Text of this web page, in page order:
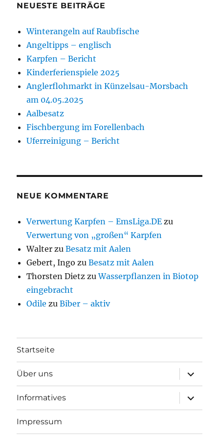
NEUESTE BEITRÄGE
Winterangeln auf Raubfische
Angeltipps – englisch
Karpfen – Bericht
Kinderferienspiele 2025
Anglerflohmarkt in Künzelsau-Morsbach
am 04.05.2025
Aalbesatz
Fischbergung im Forellenbach
Uferreinigung – Bericht
NEUE KOMMENTARE
Verwertung Karpfen – EmsLiga.DE zu
Verwertung von „großen“ Karpfen
Walter zuBesatz mit Aalen
Gebert, Ingo zuBesatz mit Aalen
Thorsten Dietz zuWasserpflanzen in Biotop
eingebracht
Odile zuBiber – aktiv
Startseite
Über uns
öffnen
Informatives
öffnen
Impressum